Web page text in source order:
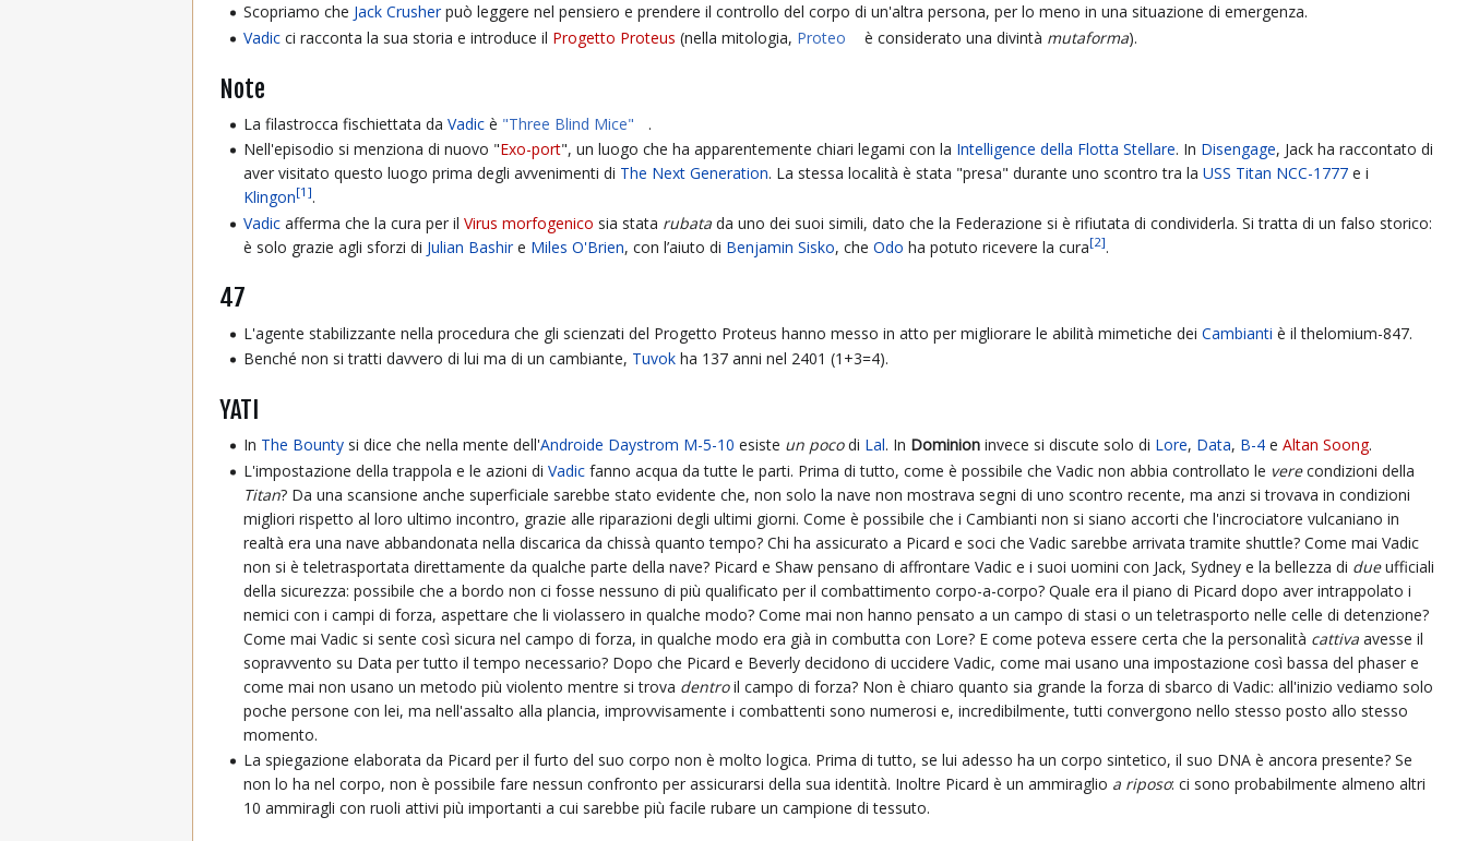
Scopriamo che Jack Crusherpuò leggere nel pensiero e prendere il controllo del corpo di un'altra persona, per lo meno in una situazione di emergenza.
Vadic ci racconta la sua storia e introduce il Progetto Proteus (nella mitologia, Proteo è considerato una divintà mutaforma).
Note
La filastrocca fischiettata daVadic è "Three Blind Mice"
.
Nell'episodio si menziona di nuovo "Exo-port", un luogo che ha apparentemente chiari legami con la Intelligence della Flotta Stellare. In Disengage, Jack ha raccontato di
aver visitato questo luogo prima degli avvenimenti di The Next Generation. La stessa località è stata "presa" durante uno scontro tra laUSS Titan NCC-1777 e i
Klingon[1].
Vadic afferma che la cura per ilVirus morfogenico sia stata rubata da uno dei suoi simili, dato che la Federazione si è rifiutata di condividerla. Si tratta di un falso storico:
è solo grazie agli sforzi di Julian Bashire Miles O'Brien, con l’aiuto di Benjamin Sisko, cheOdo ha potuto ricevere la cura[2].
47
L'agente stabilizzante nella procedura che gli scienzati del Progetto Proteus hanno messo in atto per migliorare le abilità mimetiche deiCambianti è il thelomium-847.
Benché non si tratti davvero di lui ma di un cambiante, Tuvok ha 137 anni nel 2401 (1+3=4).
YATI
In The Bounty si dice che nella mente dell'Androide Daystrom M-5-10 esiste un pocodi Lal. In Dominion invece si discute solo di Lore, Data, B-4 eAltan Soong.
L'impostazione della trappola e le azioni diVadic fanno acqua da tutte le parti. Prima di tutto, come è possibile che Vadic non abbia controllato le verecondizioni della
Titan? Da una scansione anche superficiale sarebbe stato evidente che, non solo la nave non mostrava segni di uno scontro recente, ma anzi si trovava in condizioni
migliori rispetto al loro ultimo incontro, grazie alle riparazioni degli ultimi giorni. Come è possibile che i Cambianti non si siano accorti che l'incrociatore vulcaniano in
realtà era una nave abbandonata nella discarica da chissà quanto tempo? Chi ha assicurato a Picard e soci che Vadic sarebbe arrivata tramite shuttle? Come mai Vadic
non si è teletrasportata direttamente da qualche parte della nave? Picard e Shaw pensano di affrontare Vadic e i suoi uomini con Jack, Sydney e la bellezza di dueufficiali
della sicurezza: possibile che a bordo non ci fosse nessuno di più qualificato per il combattimento corpo-a-corpo? Quale era il piano di Picard dopo aver intrappolato i
nemici con i campi di forza, aspettare che li violassero in qualche modo? Come mai non hanno pensato a un campo di stasi o un teletrasporto nelle celle di detenzione?
Come mai Vadic si sente così sicura nel campo di forza, in qualche modo era già in combutta con Lore? E come poteva essere certa che la personalità cattiva avesse il
sopravvento su Data per tutto il tempo necessario? Dopo che Picard e Beverly decidono di uccidere Vadic, come mai usano una impostazione così bassa del phaser e
come mai non usano un metodo più violento mentre si trova dentroil campo di forza? Non è chiaro quanto sia grande la forza di sbarco di Vadic: all'inizio vediamo solo
poche persone con lei, ma nell'assalto alla plancia, improvvisamente i combattenti sono numerosi e, incredibilmente, tutti convergono nello stesso posto allo stesso
momento.
La spiegazione elaborata da Picard per il furto del suo corpo non è molto logica. Prima di tutto, se lui adesso ha un corpo sintetico, il suo DNA è ancora presente? Se
non lo ha nel corpo, non è possibile fare nessun confronto per assicurarsi della sua identità. Inoltre Picard è un ammiraglio a riposo: ci sono probabilmente almeno altri
10 ammiragli con ruoli attivi più importanti a cui sarebbe più facile rubare un campione di tessuto.